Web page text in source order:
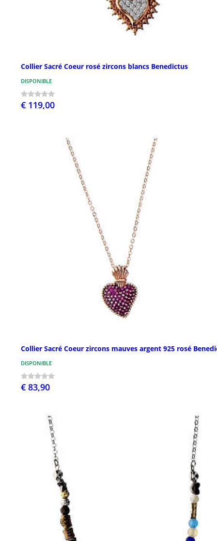
Collier Sacré Coeur rosé zircons blancs Benedictus
DISPONIBLE
€ 119,00
Collier Sacré Coeur zircons mauves argent 925 rosé
DISPONIBLE
€ 83,90